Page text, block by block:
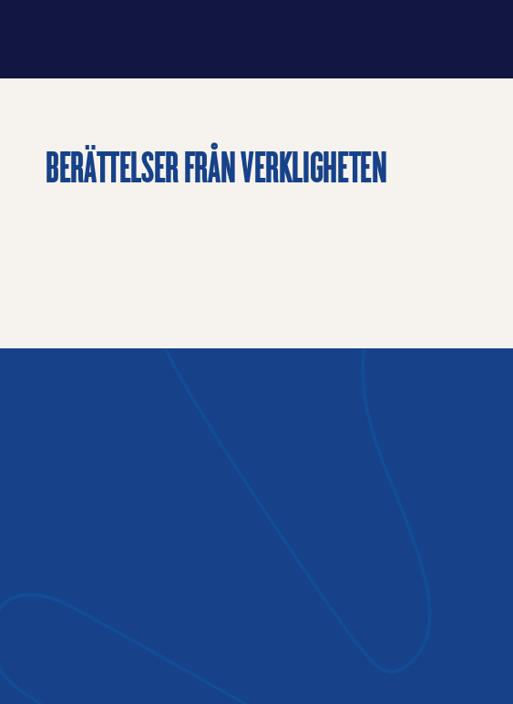
BERÄTTELSER FRÅN VERKLIGHETEN